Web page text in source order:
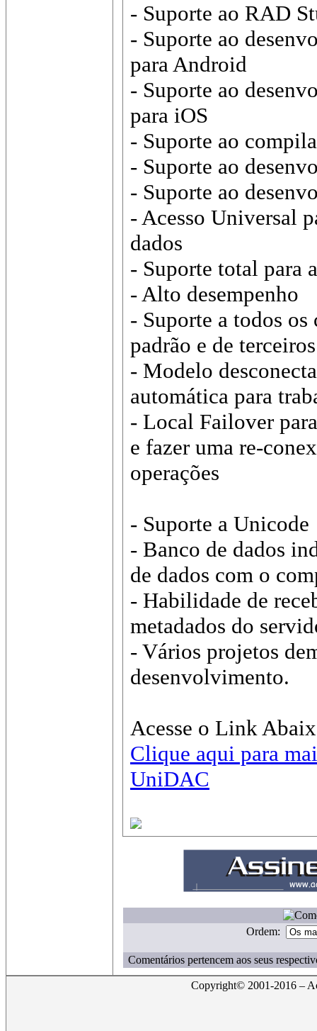
- Suporte ao RAD
- Suporte ao
para Android
- Suporte ao
para iOS
- Suporte ao
- Suporte ao
- Suporte ao
- Acesso Universal
dados
- Suporte total para
- Alto desempenho
- Suporte a todos os
padrão e de terceiros
- Modelo
automática para
- Local Failover
e fazer uma re-
operações
- Suporte a Unicode
- Banco de dados
de dados com o
- Habilidade de
metadados do
- Vários projetos
desenvolvimento.
Acesse o Link
Clique aqui para
UniDAC
Ordem:
Comentários pertencem aos seus
Copyright© 2001-2016 –